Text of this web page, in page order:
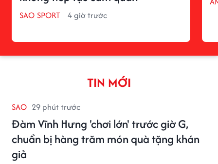
SAO SPORT 4 giờ trước
TIN MỚI
SAO 29 phút trước
Đàm Vĩnh Hưng 'chơi lớn' trước giờ G,
chuẩn bị hàng trăm món quà tặng khán
giả